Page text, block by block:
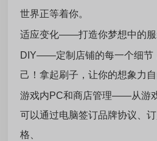
世界正等着你。
适应变化——打造你梦想中的服
DIY——定制店铺的每一个细节
己！拿起刷子，让你的想象力自
游戏内PC和商店管理——从游
可以通过电脑签订品牌协议、
格、